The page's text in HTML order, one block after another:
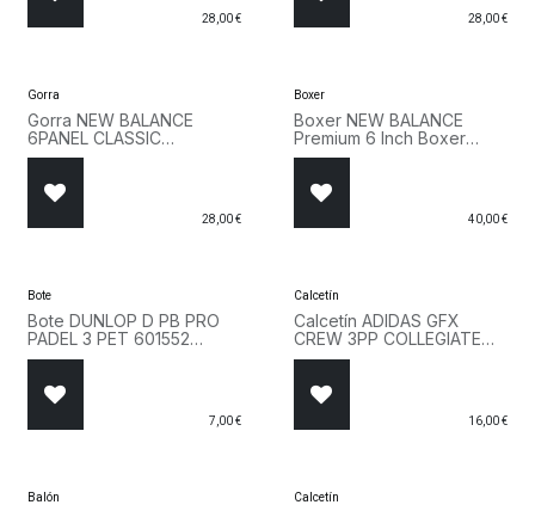
28,00€ 28,00€
Gorra
Gorra NEW BALANCE
6PANEL CLASSIC
LAH51004 BK Negro
28,00€
Boxer
Boxer NEW BALANCE
Premium 6 Inch Boxer
Brief with Fly 3 Pack
40,00€
Bote
Bote DUNLOP D PB PRO
PADEL 3 PET 601552
Amarillo
7,00€
Calcetín
Calcetín ADIDAS GFX
CREW 3PP COLLEGIATE
JX9073 Verde
16,00€
Balón Calcetín